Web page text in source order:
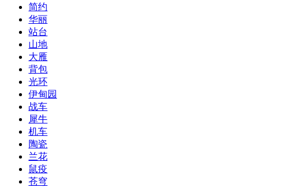
简约
华丽
站台
山地
大雁
背包
光环
伊甸园
战车
犀牛
机车
陶瓷
兰花
鼠疫
苍穹